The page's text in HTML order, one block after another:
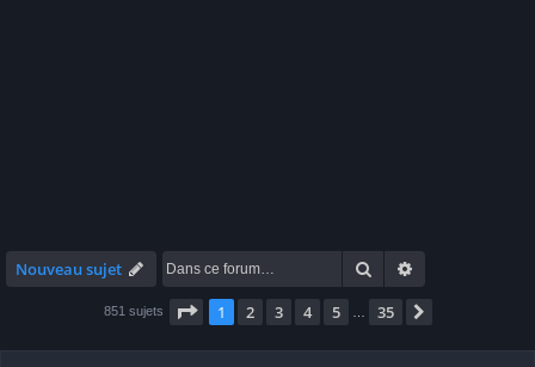
Nouveau sujet Rechercher
851 sujets Page 1sur35
1 2 3 4 5 35